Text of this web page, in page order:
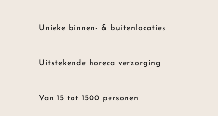
Unieke binnen- & buitenlocaties
Uitstekende horeca verzorging
Van 15 tot 1500 personen